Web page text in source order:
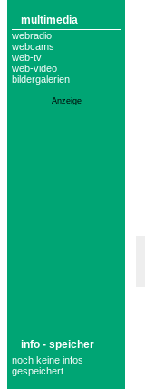
multimedia
webradio
webcams
web-tv
web-video
bildergalerien
Anzeige
info - speicher
noch keine infos
gespeichert